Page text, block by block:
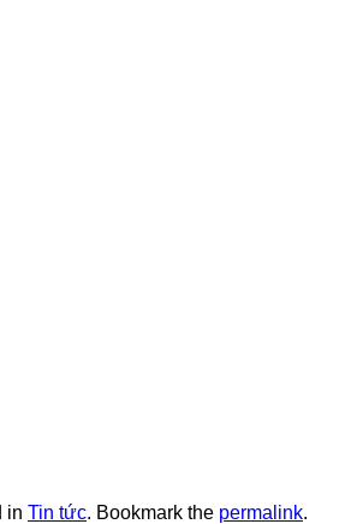
in Tin tức. Bookmark the permalink.